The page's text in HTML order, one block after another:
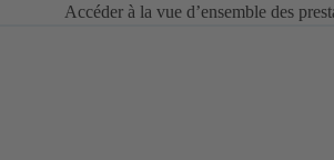
Accéder à la vue d’ensemble des